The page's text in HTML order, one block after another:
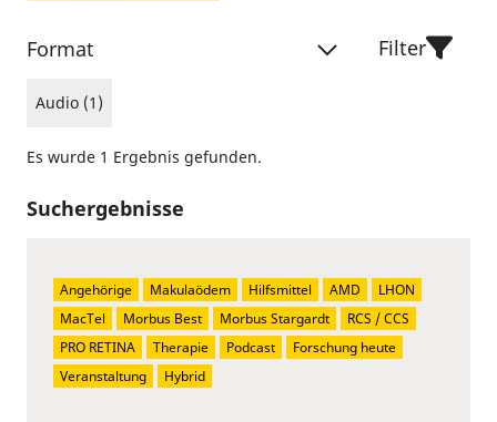
Format
Audio (1)
Filter
Es wurde 1 Ergebnis gefunden.
Suchergebnisse
Angehörige Makulaödem Hilfsmittel AMD
LHON
MacTel
Morbus Best Morbus Stargardt
RCS / CCS
PRO RETINA
Therapie Podcast
Forschung heute
Veranstaltung
Hybrid